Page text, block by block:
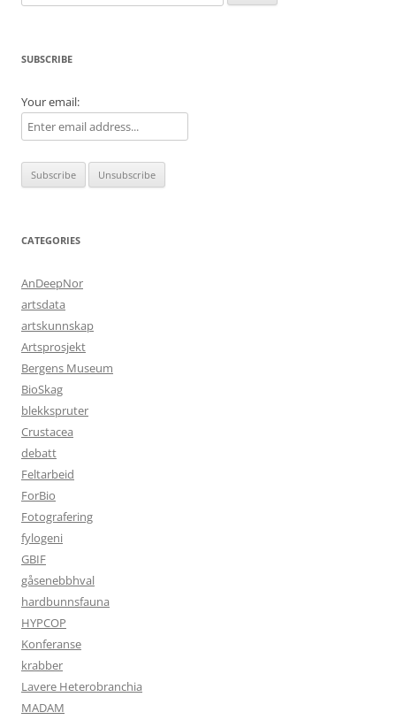
for:
SUBSCRIBE
Your email:
CATEGORIES
AnDeepNor
artsdata
artskunnskap
Artsprosjekt
Bergens Museum
BioSkag
blekkspruter
Crustacea
debatt
Feltarbeid
ForBio
Fotografering
fylogeni
GBIF
gåsenebbhval
hardbunnsfauna
HYPCOP
Konferanse
krabber
Lavere Heterobranchia
MADAM